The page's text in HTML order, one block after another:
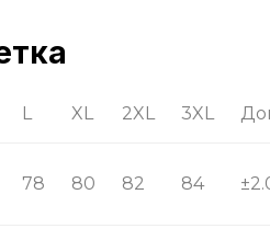
L XL 2XL 3XL
78 80 82 84